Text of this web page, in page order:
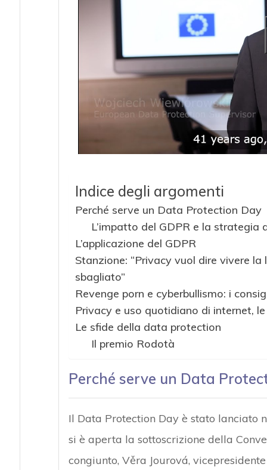
Indice degli argomenti
Perché serve un Data Protection Day
L’impatto del GDPR e la strategia
L’applicazione del GDPR
Stanzione: “Privacy vuol dire vivere
sbagliato”
Revenge porn e cyberbullismo: i
Privacy e uso quotidiano di internet,
Le sfide della data protection
Il premio Rodotà
Perché serve un Data
Il Data Protection Day è stato lanciato
si è aperta la sottoscrizione della
congiunto, Věra Jourová,